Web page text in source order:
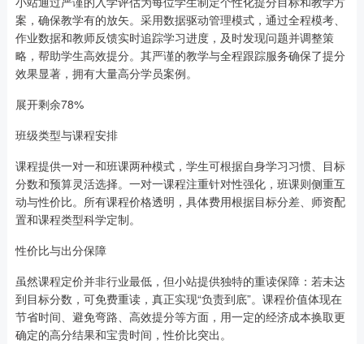
案，确保教学有的放矢。采用数据驱动管理模式，通过全程模考、
作业数据和教师反馈实时追踪学习进度，及时发现问题并调整策
略，帮助学生高效提分。其严谨的教学与全程跟踪服务确保了提分
效果显著，拥有大量高分学员案例。
展开剩余78%
班级类型与课程安排
课程提供一对一和班课两种模式，学生可根据自身学习习惯、目标
分数和预算灵活选择。一对一课程注重针对性强化，班课则侧重互
动与性价比。所有课程价格透明，具体费用根据目标分差、师资配
置和课程类型科学定制。
性价比与出分保障
虽然课程定价并非行业最低，但小站提供独特的重读保障：若未达
到目标分数，可免费重读，真正实现“负责到底”。课程价值体现在
节省时间、避免弯路、高效提分等方面，用一定的经济成本换取更
确定的高分结果和宝贵时间，性价比突出。